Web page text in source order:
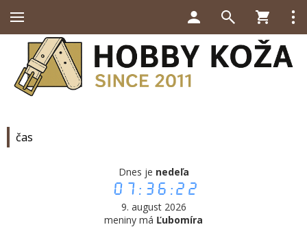
čas
Dnes je nedeľa
07:36:22
9. august 2026
meniny má Ľubomíra